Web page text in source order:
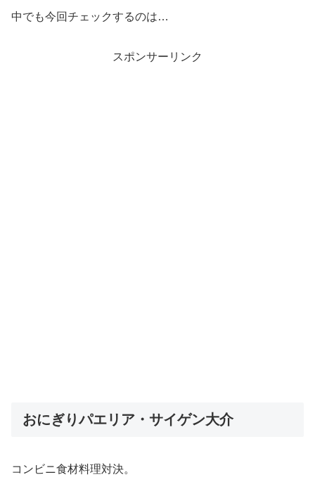
中でも今回チェックするのは…
スポンサーリンク
おにぎりパエリア・サイゲン大介
コンビニ食材料理対決。